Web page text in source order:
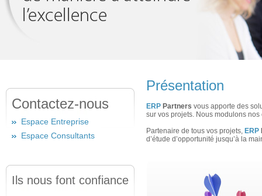
Contactez-nous
Espace Entreprise
Espace Consultants
Ils nous font confiance
Présentation
ERP Partners vous apporte des
sur vos projets. Nous modulons
Partenaire de tous vos projets, ERP
d’étude d’opportunité jusqu’à la